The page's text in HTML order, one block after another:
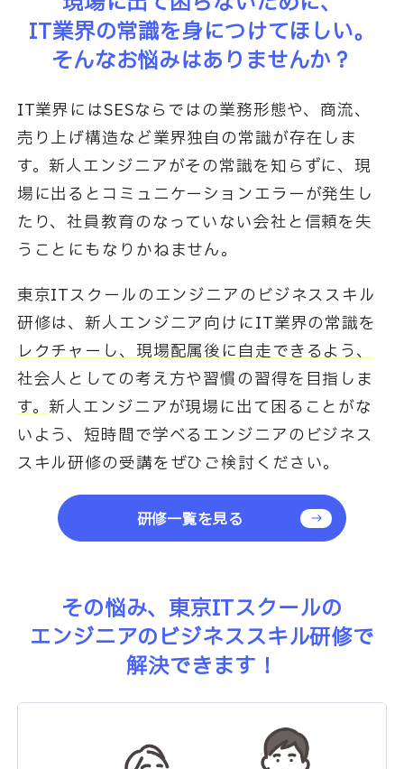
IT業界の常識を身につけてほしい。
そんなお悩みはありませんか？
IT業界にはSESならではの業務形態や、商流、
売り上げ構造など業界独自の常識が存在しま
す。 新人エンジニアがその常識を知らずに、現
場に出るとコミュニケーションエラーが発生し
たり、社員教育のなっていない会社と信頼を失
うことにもなりかねません。
東京ITスクールのエンジニアのビジネススキル
研修は、新人エンジニア向けにIT業界の常識を
レクチャーし、現場配属後に自走できるよう、
社会人としての考え方や習慣の習得を目指しま
す。新人エンジニアが現場に出て困ることがな
いよう、短時間で学べるエンジニアのビジネス
スキル研修の受講をぜひご検討ください。
研修一覧を見る
その悩み、東京ITスクールの
エンジニアのビジネススキル研修で
解決できます！